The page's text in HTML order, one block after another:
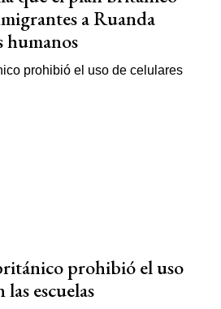
a Ruanda
humanos
prohibió el uso
las escuelas